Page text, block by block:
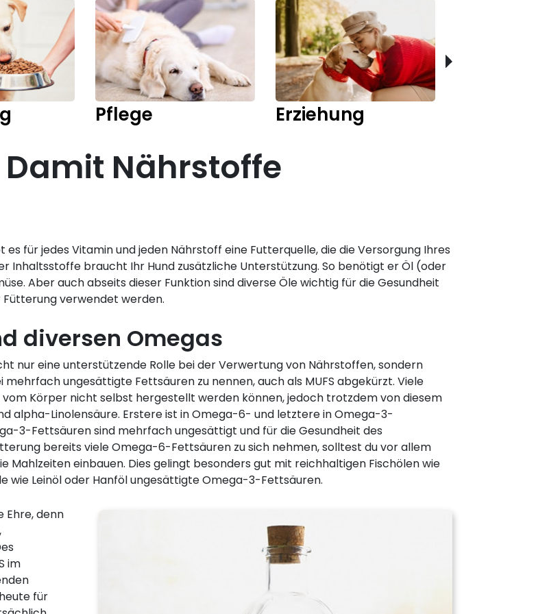
Pflege Erziehung
Nährstoffe
für jedes Vitamin und jeden Nährstoff eine Futterquelle, die die Versorgung Ihres
Inhaltsstoffe braucht Ihr Hund zusätzliche Unterstützung. So benötigt er Öl (oder
Aber auch abseits dieser Funktion sind diverse Öle wichtig für die Gesundheit
Fütterung verwendet werden.
diversen Omegas
nur eine unterstützende Rolle bei der Verwertung von Nährstoffen, sondern
ungesättigte Fettsäuren zu nennen, auch als MUFS abgekürzt. Viele
Körper nicht selbst hergestellt werden können, jedoch trotzdem von diesem
alpha-Linolensäure. Erstere ist in Omega-6- und letztere in Omega-3-
3-Fettsäuren sind mehrfach ungesättigt und für die Gesundheit des
bereits viele Omega-6-Fettsäuren zu sich nehmen, solltest du vor allem
Mahlzeiten einbauen. Dies gelingt besonders gut mit reichhaltigen Fischölen wie
wie Leinöl oder Hanföl ungesättigte Omega-3-Fettsäuren.
Ehre, denn
im
für